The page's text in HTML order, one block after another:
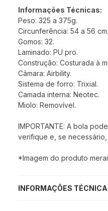
Informações Técnicas:
Peso: 325 a 375g.
Circunferência: 54 a 56 cm.
Gomos: 32.
Laminado: PU pro.
Construção: Costurada à
Câmara: Airbility.
Sistema de forro: Trixial.
Camada interna: Neotec.
Miolo: Removível.
IMPORTANTE: A bola
verifique e, se
*Imagem do produto
INFORMAÇÕES